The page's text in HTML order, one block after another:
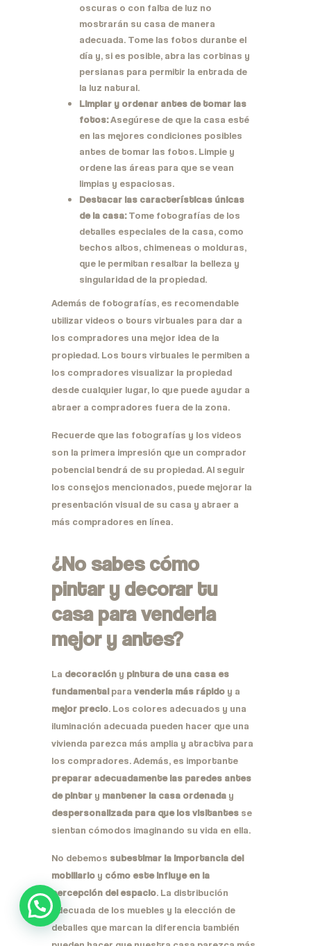
oscuras o con falta de luz no
mostrarán su casa de manera
adecuada. Tome las fotos durante el
día y, si es posible, abra las cortinas y
persianas para permitir la entrada de
la luz natural.
Limpiar y ordenar antes de tomar las
fotos:Asegúrese de que la casa esté
en las mejores condiciones posibles
antes de tomar las fotos. Limpie y
ordene las áreas para que se vean
limpias y espaciosas.
Destacar las características únicas
de la casa:Tome fotografías de los
detalles especiales de la casa, como
techos altos, chimeneas o molduras,
que le permitan resaltar la belleza y
singularidad de la propiedad.
Además de fotografías, es recomendable
utilizar videos o tours virtuales para dar a
los compradores una mejor idea de la
propiedad. Los tours virtuales le permiten a
los compradores visualizar la propiedad
desde cualquier lugar, lo que puede ayudar a
atraer a compradores fuera de la zona.
Recuerde que las fotografías y los videos
son la primera impresión que un comprador
potencial tendrá de su propiedad. Al seguir
los consejos mencionados, puede mejorar la
presentación visual de su casa y atraer a
más compradores en línea.
¿No sabes cómo
pintar y decorar tu
casa para venderla
mejor y antes?
La decoración y pintura de una casa es
fundamentalpara venderla más rápido y a
mejor precio. Los colores adecuados y una
iluminación adecuada pueden hacer que una
vivienda parezca más amplia y atractiva para
los compradores. Además, es importante
preparar adecuadamente las paredes antes
de pintar y mantener la casa ordenada y
despersonalizada para que los visitantes se
sientan cómodos imaginando su vida en ella.
No debemos subestimar la importancia del
mobiliario y cómo este influye en la
percepción del espacio. La distribución
adecuada de los muebles y la elección de
detalles que marcan la diferencia también